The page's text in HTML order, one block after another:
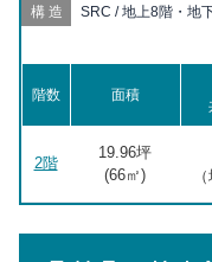
構造 SRC / 地上8階・地
階数 面積
2階
19.96坪
(66㎡)